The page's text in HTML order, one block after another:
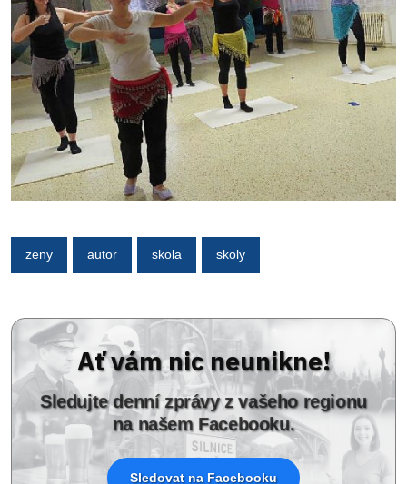
zeny autor skola skoly
Ať vám nic neunikne!
Sledujte denní zprávy z vašeho regionu
na našem Facebooku.
Sledovat na Facebooku